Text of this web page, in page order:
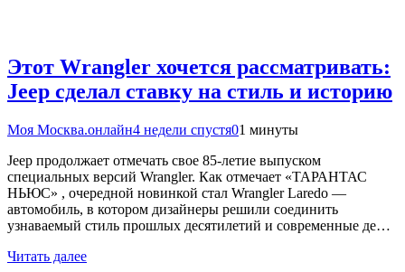
Этот Wrangler хочется рассматривать:
Jeep сделал ставку на стиль и историю
Моя Москва.онлайн4 недели спустя01 минуты
Jeep продолжает отмечать свое 85-летие выпуском
специальных версий Wrangler. Как отмечает «ТАРАНТАС
НЬЮС» , очередной новинкой стал Wrangler Laredo —
автомобиль, в котором дизайнеры решили соединить
узнаваемый стиль прошлых десятилетий и современные де…
Читать далее